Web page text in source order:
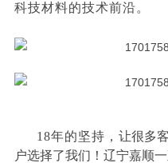
科技材料的技术前沿。
18年的坚持， 让很多
户选择了我们！辽宁嘉顺